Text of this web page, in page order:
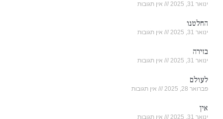
ינואר 31, 2025 אין תגובות
החלטנו
ינואר 31, 2025 אין תגובות
בזירה
ינואר 31, 2025 אין תגובות
לעולם
פברואר 28, 2025 אין תגובות
אין
ינואר 31, 2025 אין תגובות